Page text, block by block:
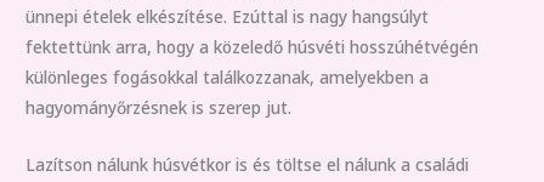
ünnepi ételek elkészítése. Ezúttal is nagy hangsúlyt
fektettünk arra, hogy a közeledő húsvéti hosszúhétvégén
különleges fogásokkal találkozzanak, amelyekben a
hagyományőrzésnek is szerep jut.
Lazítson nálunk húsvétkor is és töltse el nálunk a családi